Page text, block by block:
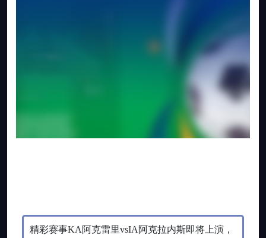
精彩赛事KA阿克雷里vsIA阿克拉内斯即将上演，